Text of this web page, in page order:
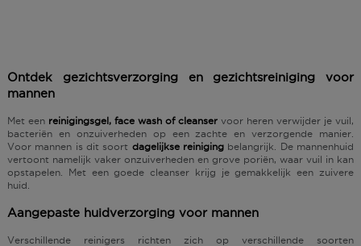
Ontdek gezichtsverzorging en gezichtsreiniging voor
mannen
Met een reinigingsgel, face wash of cleanser voor heren verwijder je vuil,
bacteriën en onzuiverheden op een zachte en verzorgende manier.
Voor mannen is dit soort dagelijkse reiniging belangrijk. De mannenhuid
vertoont namelijk vaker onzuiverheden en grove poriën, waar vuil in kan
opstapelen. Met een goede cleanser krijg je gemakkelijk een zuivere
huid.
Aangepaste huidverzorging voor mannen
Verschillende reinigers richten zich op verschillende soorten